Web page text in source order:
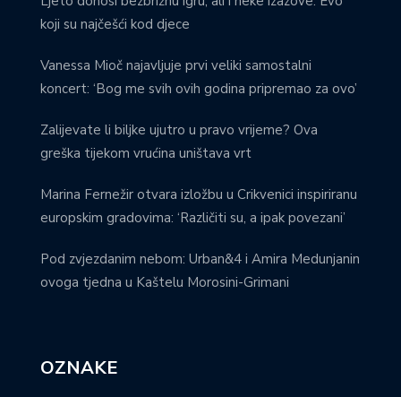
koji su najčešći kod djece
Vanessa Mioč najavljuje prvi veliki samostalni
koncert: ‘Bog me svih ovih godina pripremao za ovo’
Zalijevate li biljke ujutro u pravo vrijeme? Ova
greška tijekom vrućina uništava vrt
Marina Fernežir otvara izložbu u Crikvenici inspiriranu
europskim gradovima: ‘Različiti su, a ipak povezani’
Pod zvjezdanim nebom: Urban&4 i Amira Medunjanin
ovoga tjedna u Kaštelu Morosini-Grimani
OZNAKE